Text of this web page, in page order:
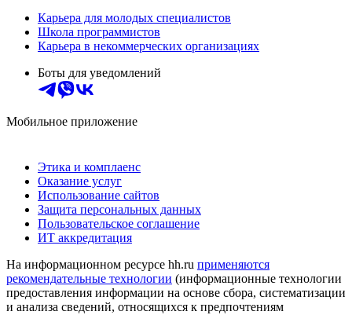
Карьера для молодых специалистов
Школа программистов
Карьера в некоммерческих организациях
Боты для уведомлений
Мобильное приложение
Этика и комплаенс
Оказание услуг
Использование сайтов
Защита персональных данных
Пользовательское соглашение
ИТ аккредитация
На информационном ресурсе hh.ru применяются
рекомендательные технологии (информационные технологии
предоставления информации на основе сбора, систематизации
и анализа сведений, относящихся к предпочтениям